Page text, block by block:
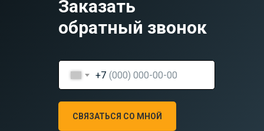
Заказать
обратный звонок
+7
СВЯЗАТЬСЯ СО МНОЙ